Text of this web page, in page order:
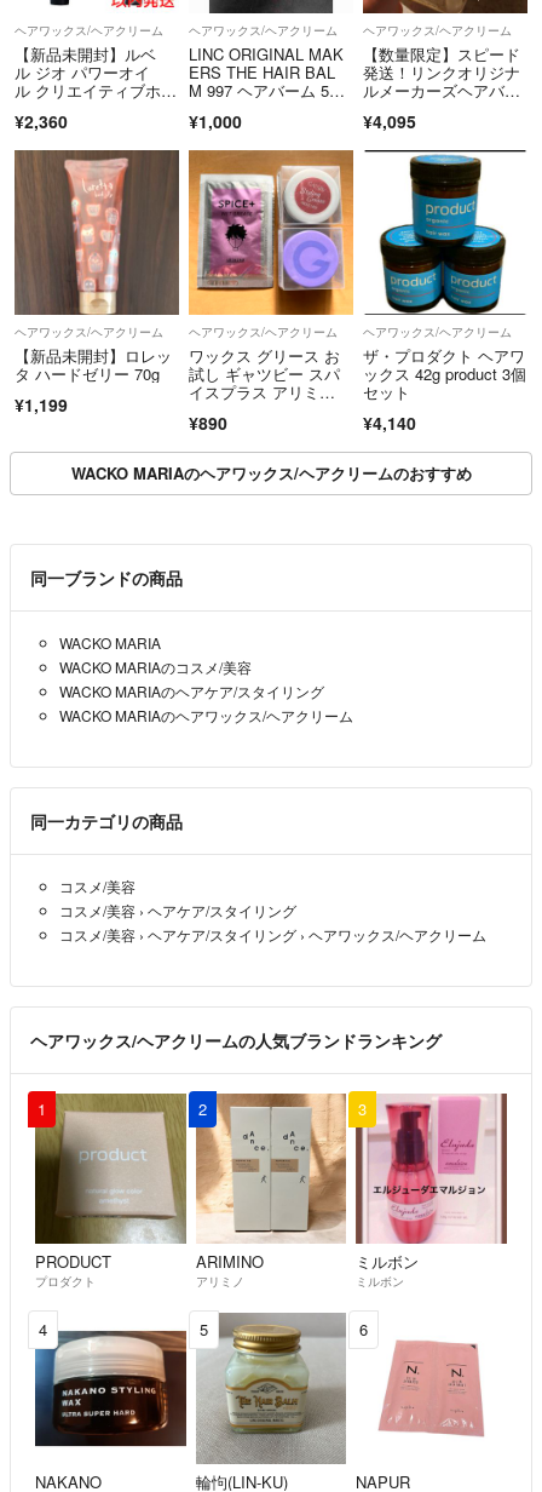
ヘアワックス/ヘアクリーム
【新品未開封】ルベ
ル ジオ パワーオイ
ル クリエイティブホー
¥2,360
ヘアワックス/ヘアクリーム
LINC ORIGINAL MAK
ERS THE HAIR BAL
M 997 ヘアバーム 5
¥1,000
ヘアワックス/ヘアクリーム
【数量限定】スピード
発送！リンクオリジナ
ルメーカーズヘアバー
¥4,095
ヘアワックス/ヘアクリーム
【新品未開封】ロレッ
タ ハードゼリー 70g
¥1,199
ヘアワックス/ヘアクリーム
ワックス グリース お
試し ギャツビー スパ
イスプラス アリミ
¥890
ヘアワックス/ヘアクリーム
ザ・プロダクト ヘアワ
ックス 42g product 3個
セット
¥4,140
WACKO MARIAのヘアワックス/ヘアクリームのおすすめ
同一ブランドの商品
WACKO MARIA
WACKO MARIAのコスメ/美容
WACKO MARIAのヘアケア/スタイリング
WACKO MARIAのヘアワックス/ヘアクリーム
同一カテゴリの商品
コスメ/美容
コスメ/美容 › ヘアケア/スタイリング
コスメ/美容 › ヘアケア/スタイリング › ヘアワックス/ヘアクリーム
ヘアワックス/ヘアクリームの人気ブランドランキング
1
PRODUCT
プロダクト
2
ARIMINO
アリミノ
3
ミルボン
ミルボン
4
NAKANO
5
輪怐(LIN-KU)
6
NAPUR